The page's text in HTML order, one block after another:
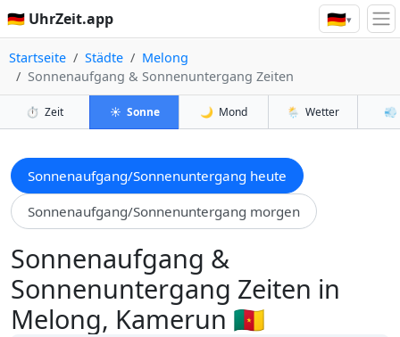
🇩🇪 UhrZeit.app 🇩🇪▾
Startseite Städte
Melong
Sonnenaufgang & Sonnenuntergang Zeiten
⏱️ Zeit ☀️ Sonne 🌙 Mond 🌦️ Wetter 💨
Sonnenaufgang/Sonnenuntergang heute
Sonnenaufgang/Sonnenuntergang morgen
Sonnenaufgang &
Sonnenuntergang Zeiten in
Melong, Kamerun 🇨🇲